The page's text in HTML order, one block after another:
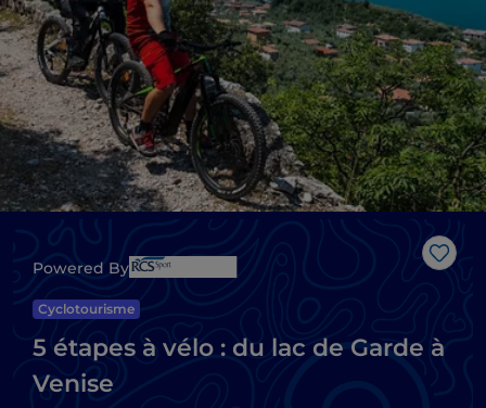
Powered By
Cyclotourisme
5 étapes à vélo : du lac de Garde à
Venise